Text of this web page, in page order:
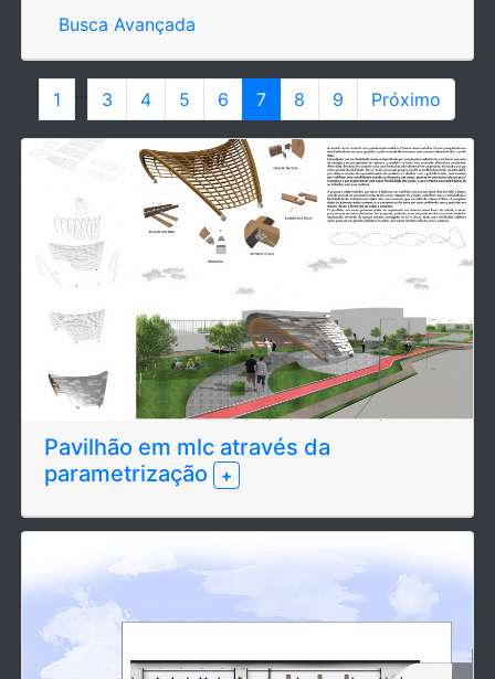
Busca Avançada
1 3 4 5 6 7 8 9 Próximo
Pavilhão em mlc através da
parametrização
+